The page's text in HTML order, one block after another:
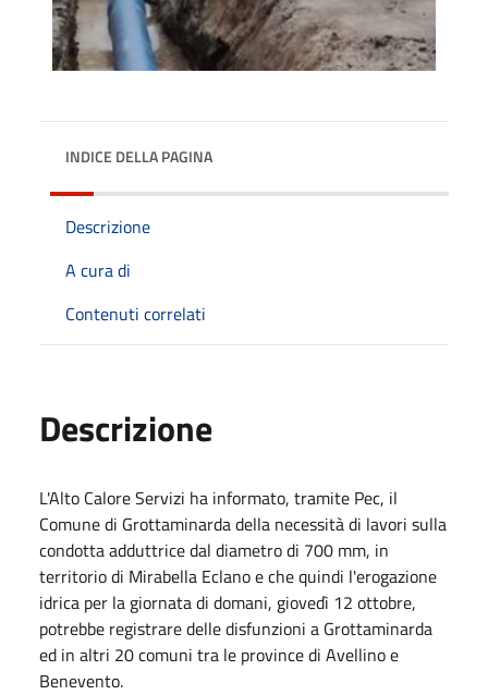
INDICE DELLA PAGINA
Descrizione
A cura di
Contenuti correlati
Descrizione
L'Alto Calore Servizi ha informato, tramite Pec, il
Comune di Grottaminarda della necessità di lavori sulla
condotta adduttrice dal diametro di 700 mm, in
territorio di Mirabella Eclano e che quindi l'erogazione
idrica per la giornata di domani, giovedì 12 ottobre,
potrebbe registrare delle disfunzioni a Grottaminarda
ed in altri 20 comuni tra le province di Avellino e
Benevento.